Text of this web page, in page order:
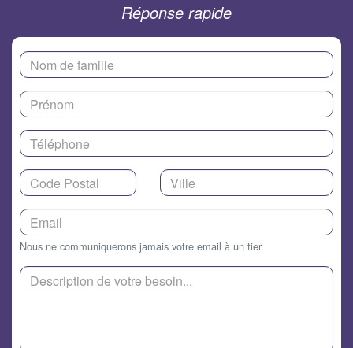
Réponse rapide
Nous ne communiquerons jamais votre email à un tier.